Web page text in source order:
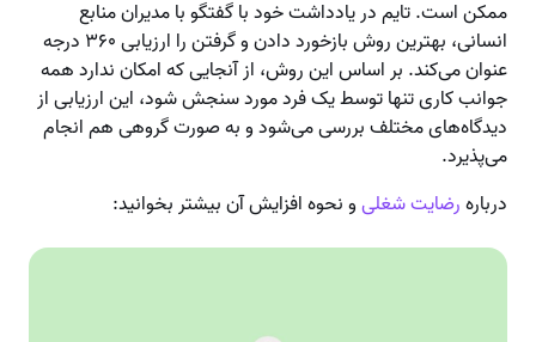
ممکن است. تایم در یادداشت خود با گفتگو با مدیران منابع
انسانی، بهترین روش بازخورد دادن و گرفتن را ارزیابی ۳۶۰ درجه
عنوان می‌کند. بر اساس این روش، از آنجایی که امکان ندارد همه
جوانب کاری تنها توسط یک فرد مورد سنجش شود، این ارزیابی از
دیدگاه‌های مختلف بررسی می‌شود و به صورت گروهی هم انجام
می‌پذیرد.
دربارهرضایت شغلیو نحوه افزایش آن بیشتر بخوانید: